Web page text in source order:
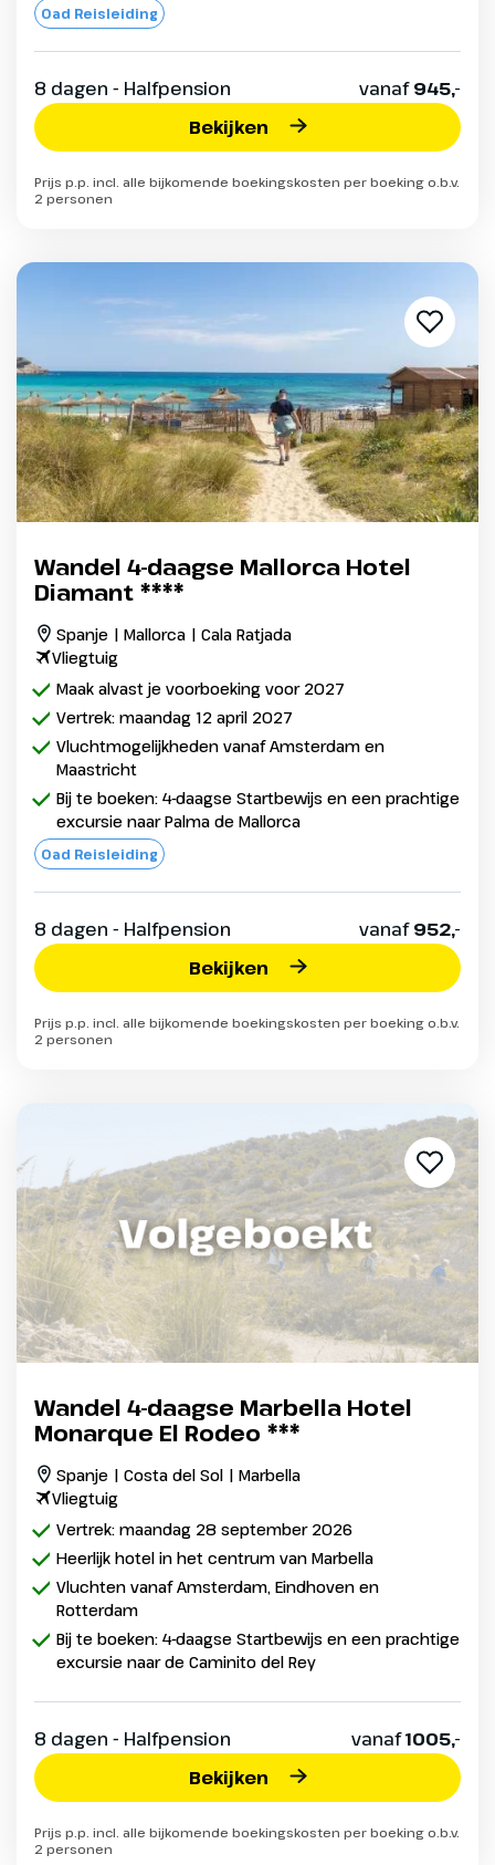
Oad Reisleiding
8 dagen - Halfpension vanaf945,-
Bekijken
Prijs p.p. incl. alle bijkomende boekingskosten per boeking o.b.v.
2 personen
Wandel 4-daagse Mallorca Hotel
Diamant ****
Spanje | Mallorca | Cala Ratjada
Vliegtuig
Maak alvast je voorboeking voor 2027
Vertrek: maandag 12 april 2027
Vluchtmogelijkheden vanaf Amsterdam en
Maastricht
Bij te boeken: 4-daagse Startbewijs en een prachtige
excursie naar Palma de Mallorca
Oad Reisleiding
8 dagen - Halfpension vanaf952,-
Bekijken
Prijs p.p. incl. alle bijkomende boekingskosten per boeking o.b.v.
2 personen
Wandel 4-daagse Marbella Hotel
Monarque El Rodeo ***
Spanje | Costa del Sol | Marbella
Vliegtuig
Vertrek: maandag 28 september 2026
Heerlijk hotel in het centrum van Marbella
Vluchten vanaf Amsterdam, Eindhoven en
Rotterdam
Bij te boeken: 4-daagse Startbewijs en een prachtige
excursie naar de Caminito del Rey
8 dagen - Halfpension vanaf1005,-
Bekijken
Prijs p.p. incl. alle bijkomende boekingskosten per boeking o.b.v.
2 personen